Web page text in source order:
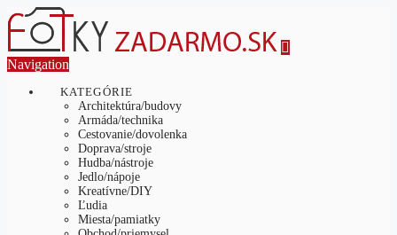
Navigation
KATEGÓRIE
Architektúra/budovy
Armáda/technika
Cestovanie/dovolenka
Doprava/stroje
Hudba/nástroje
Jedlo/nápoje
Kreatívne/DIY
Ľudia
Miesta/pamiatky